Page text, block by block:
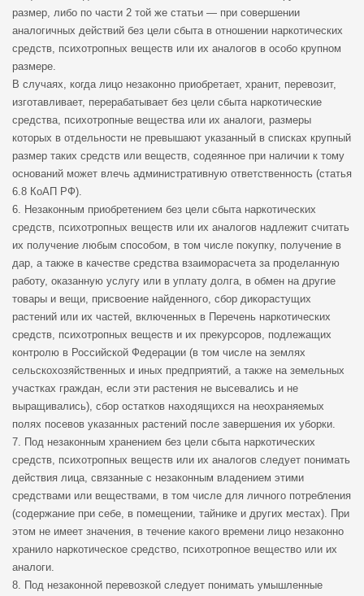
размер, либо по части 2 той же статьи — при совершении
аналогичных действий без цели сбыта в отношении наркотических
средств, психотропных веществ или их аналогов в особо крупном
размере.
В случаях, когда лицо незаконно приобретает, хранит, перевозит,
изготавливает, перерабатывает без цели сбыта наркотические
средства, психотропные вещества или их аналоги, размеры
которых в отдельности не превышают указанный в списках крупный
размер таких средств или веществ, содеянное при наличии к тому
оснований может влечь административную ответственность (статья
6.8 КоАП РФ).
6. Незаконным приобретением без цели сбыта наркотических
средств, психотропных веществ или их аналогов надлежит считать
их получение любым способом, в том числе покупку, получение в
дар, а также в качестве средства взаиморасчета за проделанную
работу, оказанную услугу или в уплату долга, в обмен на другие
товары и вещи, присвоение найденного, сбор дикорастущих
растений или их частей, включенных в Перечень наркотических
средств, психотропных веществ и их прекурсоров, подлежащих
контролю в Российской Федерации (в том числе на землях
сельскохозяйственных и иных предприятий, а также на земельных
участках граждан, если эти растения не высевались и не
выращивались), сбор остатков находящихся на неохраняемых
полях посевов указанных растений после завершения их уборки.
7. Под незаконным хранением без цели сбыта наркотических
средств, психотропных веществ или их аналогов следует понимать
действия лица, связанные с незаконным владением этими
средствами или веществами, в том числе для личного потребления
(содержание при себе, в помещении, тайнике и других местах). При
этом не имеет значения, в течение какого времени лицо незаконно
хранило наркотическое средство, психотропное вещество или их
аналоги.
8. Под незаконной перевозкой следует понимать умышленные